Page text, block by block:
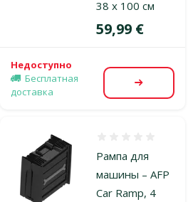
38 x 100 см
Цена
59,99 €
Недоступно
Бесплатная
доставка
Рампа для
машины – AFP
Car Ramp, 4